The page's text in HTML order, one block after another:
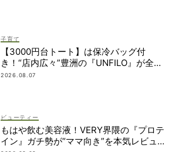
子育て
【3000円台トート】は保冷バッグ付
き！“店内広々”豊洲の『UNFILO』が全マ
マのオシャレと気分をアゲてくれる
2026.08.07
ビューティー
もはや飲む美容液！VERY界隈の『プロテ
イン』ガチ勢が“ママ向き”を本気レビュ